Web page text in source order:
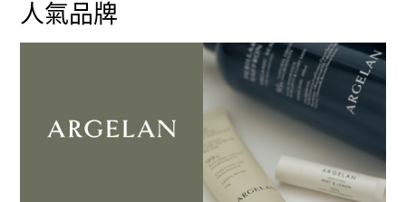
人氣品牌